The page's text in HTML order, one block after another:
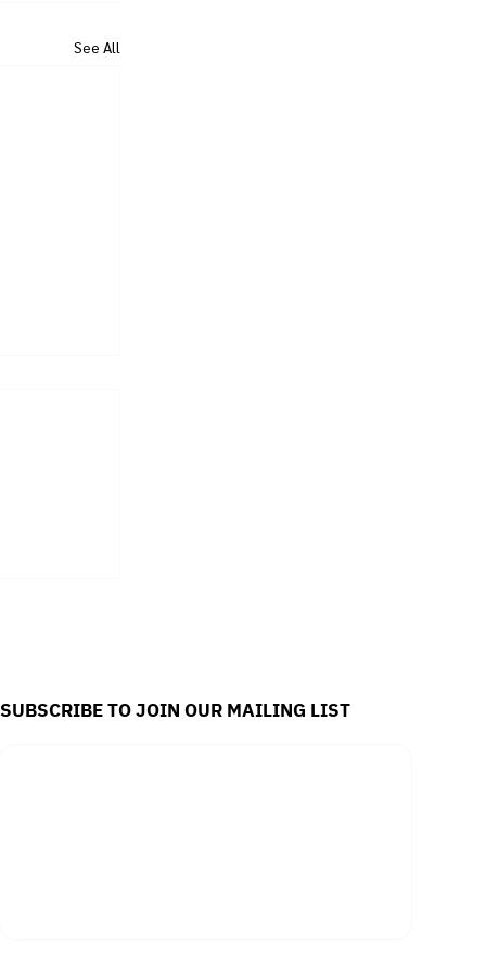
See All
SUBSCRIBE TO JOIN OUR MAILING LIST